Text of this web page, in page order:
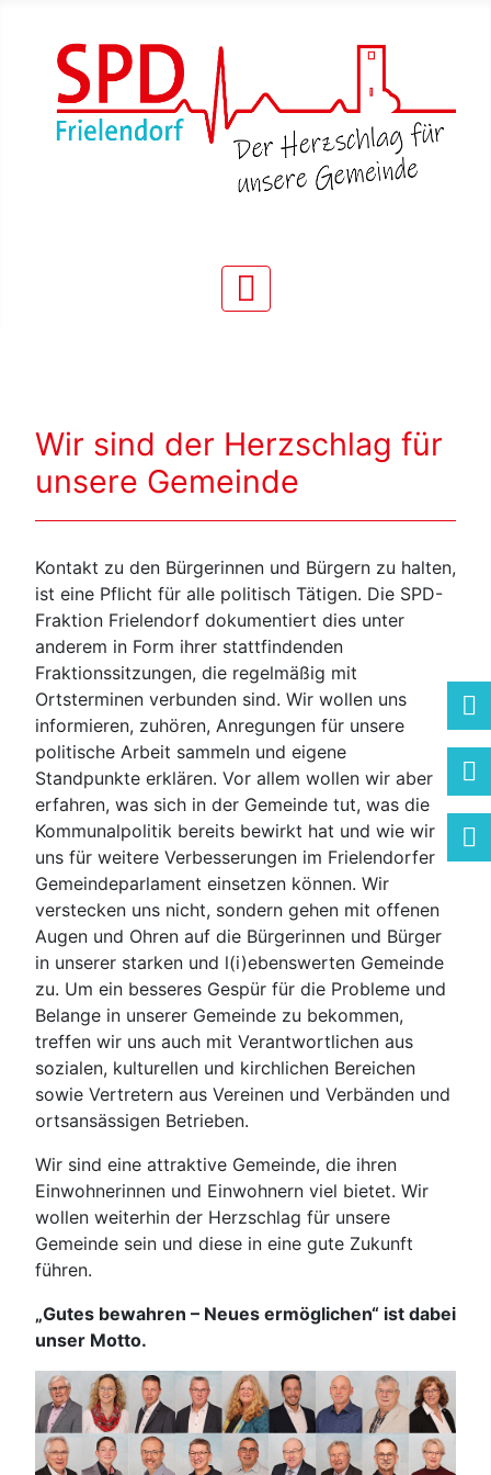
Wir sind der Herzschlag für
unsere Gemeinde
Kontakt zu den Bürgerinnen und Bürgern zu halten,
ist eine Pflicht für alle politisch Tätigen. Die SPD-
Fraktion Frielendorf dokumentiert dies unter
anderem in Form ihrer stattfindenden
Fraktionssitzungen, die regelmäßig mit
Ortsterminen verbunden sind. Wir wollen uns
informieren, zuhören, Anregungen für unsere
politische Arbeit sammeln und eigene
Standpunkte erklären. Vor allem wollen wir aber
erfahren, was sich in der Gemeinde tut, was die
Kommunalpolitik bereits bewirkt hat und wie wir
uns für weitere Verbesserungen im Frielendorfer
Gemeindeparlament einsetzen können. Wir
verstecken uns nicht, sondern gehen mit offenen
Augen und Ohren auf die Bürgerinnen und Bürger
in unserer starken und l(i)ebenswerten Gemeinde
zu. Um ein besseres Gespür für die Probleme und
Belange in unserer Gemeinde zu bekommen,
treffen wir uns auch mit Verantwortlichen aus
sozialen, kulturellen und kirchlichen Bereichen
sowie Vertretern aus Vereinen und Verbänden und
ortsansässigen Betrieben.
Wir sind eine attraktive Gemeinde, die ihren
Einwohnerinnen und Einwohnern viel bietet. Wir
wollen weiterhin der Herzschlag für unsere
Gemeinde sein und diese in eine gute Zukunft
führen.
„Gutes bewahren – Neues ermöglichen“ ist dabei
unser Motto.